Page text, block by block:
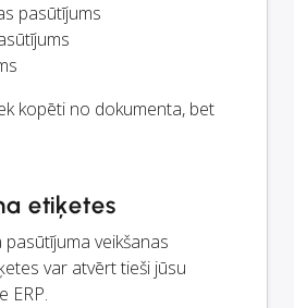
pasūtījums
kopēti no dokumenta, bet
etiķetes
veikšanas
var atvērt tieši jūsu
ERP.